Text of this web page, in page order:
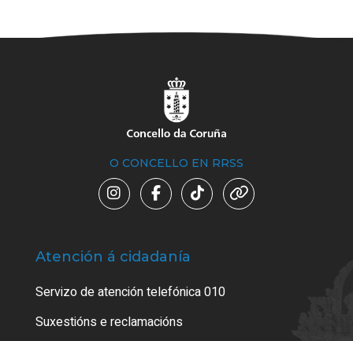
O CONCELLO EN RRSS
Atención á cidadanía
Servizo de atención telefónica 010
Suxestións e reclamacións